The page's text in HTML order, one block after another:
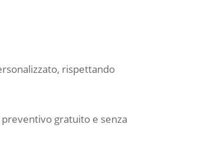
rispettando
gratuito e senza